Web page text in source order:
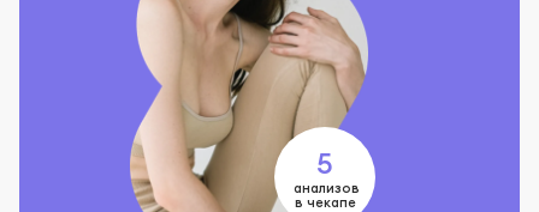
5
анализов
в чекапе